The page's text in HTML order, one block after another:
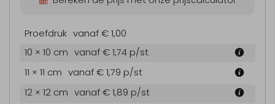
Proefdruk vanaf € 1,00
10 × 10 cm vanaf € 1,74 p/st
11 × 11 cm vanaf € 1,79 p/st
12 × 12 cm vanaf € 1,89 p/st